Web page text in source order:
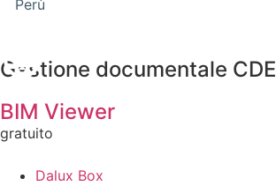
Perù
Gestione documentale CDE
BIM Viewer
gratuito
Dalux Box